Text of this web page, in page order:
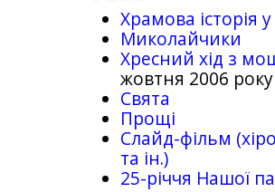
Храмова історія
Миколайчики
Хресний хід з
жовтня 2006 року
Свята
Прощі
Слайд-фільм
та ін.)
25-рiччя Нашої